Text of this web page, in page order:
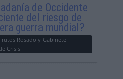
de Occidente
del riesgo de
guerra mundial?
Rosado y Gabinete
Crisis